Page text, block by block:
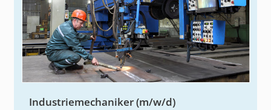
Industriemechaniker (m/w/d)